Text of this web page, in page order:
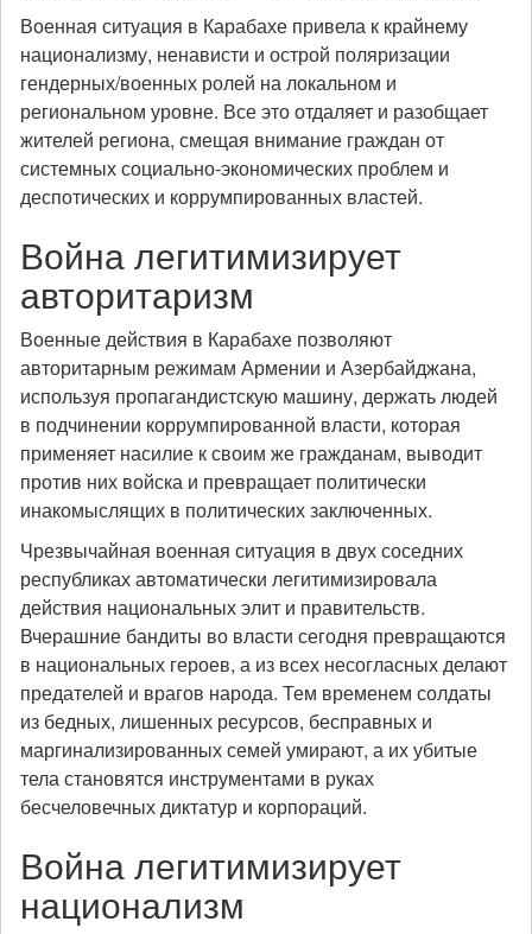
Военная ситуация в Карабахе привела к крайнему
национализму, ненависти и острой поляризации
гендерных/военных ролей на локальном и
региональном уровне. Все это отдаляет и разобщает
жителей региона, смещая внимание граждан от
системных социально-экономических проблем и
деспотических и коррумпированных властей.
Война легитимизирует
авторитаризм
Военные действия в Карабахе позволяют
авторитарным режимам Армении и Азербайджана,
используя пропагандистскую машину, держать людей
в подчинении коррумпированной власти, которая
применяет насилие к своим же гражданам, выводит
против них войска и превращает политически
инакомыслящих в политических заключенных.
Чрезвычайная военная ситуация в двух соседних
республиках автоматически легитимизировала
действия национальных элит и правительств.
Вчерашние бандиты во власти сегодня превращаются
в национальных героев, а из всех несогласных делают
предателей и врагов народа. Тем временем солдаты
из бедных, лишенных ресурсов, бесправных и
маргинализированных семей умирают, а их убитые
тела становятся инструментами в руках
бесчеловечных диктатур и корпораций.
Война легитимизирует
национализм